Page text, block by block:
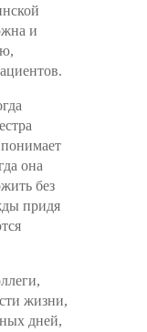
и
она
без
придя
жизни,
дней,